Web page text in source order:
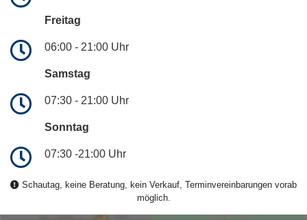
Freitag
06:00 - 21:00 Uhr
Samstag
07:30 - 21:00 Uhr
Sonntag
07:30 -21:00 Uhr
Schautag, keine Beratung, kein Verkauf, Terminvereinbarungen vorab
möglich.